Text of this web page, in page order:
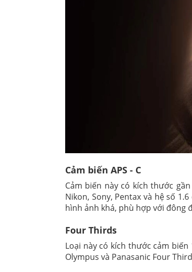
Cảm biến APS - C
Cảm biến này có kích thước
Nikon, Sony, Pentax và hệ số
hình ảnh khá, phù hợp với đông
Four Thirds
Loại này có kích thước cảm
Olympus và Panasanic Four